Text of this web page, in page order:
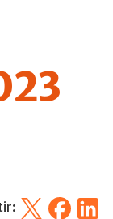
X Facebook